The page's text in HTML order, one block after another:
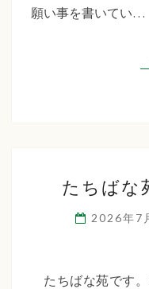
願い事を書いてい…
たちばな
2026年7
たちばな苑です